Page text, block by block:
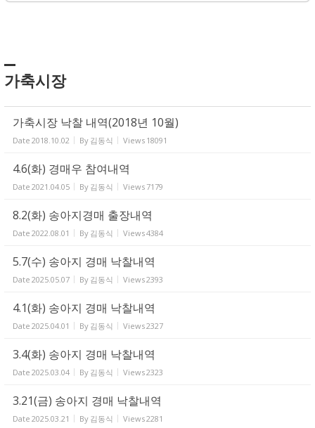
가축시장
가축시장 낙찰 내역(2018년 10월)
Date 2018.10.02 By 김동식 Views 18091
4.6(화) 경매우 참여내역
Date 2021.04.05 By 김동식 Views 7179
8.2(화) 송아지경매 출장내역
Date 2022.08.01 By 김동식 Views4384
5.7(수) 송아지 경매 낙찰내역
Date 2025.05.07 By 김동식 Views2393
4.1(화) 송아지 경매 낙찰내역
Date 2025.04.01 By 김동식 Views2327
3.4(화) 송아지 경매 낙찰내역
Date 2025.03.04 By 김동식 Views2323
3.21(금) 송아지 경매 낙찰내역
Date 2025.03.21 By 김동식 Views2281